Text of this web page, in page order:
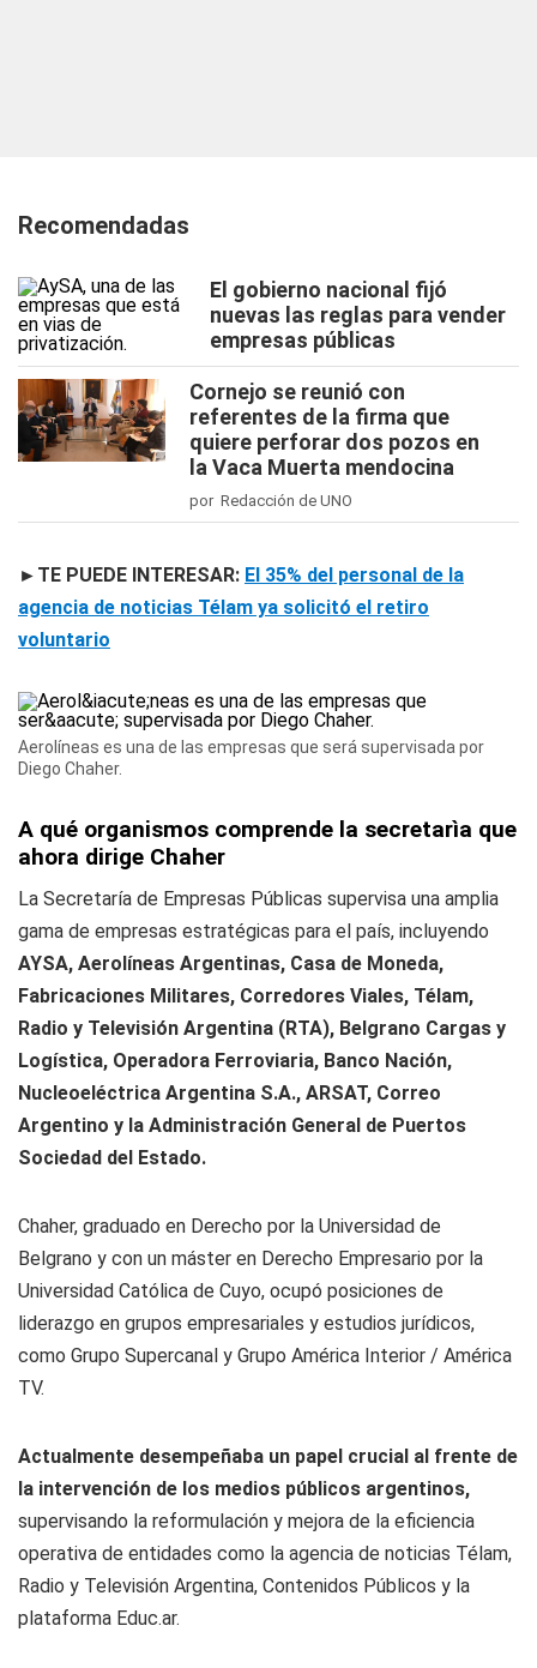
Recomendadas
El gobierno nacional fijó
nuevas las reglas para vender
empresas públicas
Cornejo se reunió con
referentes de la firma que
quiere perforar dos pozos en
la Vaca Muerta mendocina
por Redacción de UNO
►TE PUEDE INTERESAR: El 35% del personal de la
agencia de noticias Télam ya solicitó el retiro
voluntario
Aerolíneas es una de las empresas que será supervisada por
Diego Chaher.
A qué organismos comprende la secretarìa que
ahora dirige Chaher
La Secretaría de Empresas Públicas supervisa una amplia
gama de empresas estratégicas para el país, incluyendo
AYSA, Aerolíneas Argentinas, Casa de Moneda,
Fabricaciones Militares, Corredores Viales, Télam,
Radio y Televisión Argentina (RTA), Belgrano Cargas y
Logística, Operadora Ferroviaria, Banco Nación,
Nucleoeléctrica Argentina S.A., ARSAT, Correo
Argentino y la Administración General de Puertos
Sociedad del Estado.
Chaher, graduado en Derecho por la Universidad de
Belgrano y con un máster en Derecho Empresario por la
Universidad Católica de Cuyo, ocupó posiciones de
liderazgo en grupos empresariales y estudios jurídicos,
como Grupo Supercanal y Grupo América Interior / América
TV.
Actualmente desempeñaba un papel crucial al frente de
la intervención de los medios públicos argentinos,
supervisando la reformulación y mejora de la eficiencia
operativa de entidades como la agencia de noticias Télam,
Radio y Televisión Argentina, Contenidos Públicos y la
plataforma Educ.ar.